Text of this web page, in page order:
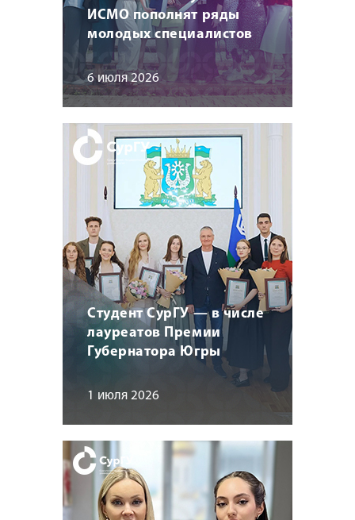
ИСМО пополнят ряды
молодых специалистов
6 июля 2026
Студент СурГУ — в числе
лауреатов Премии
Губернатора Югры
1 июля 2026